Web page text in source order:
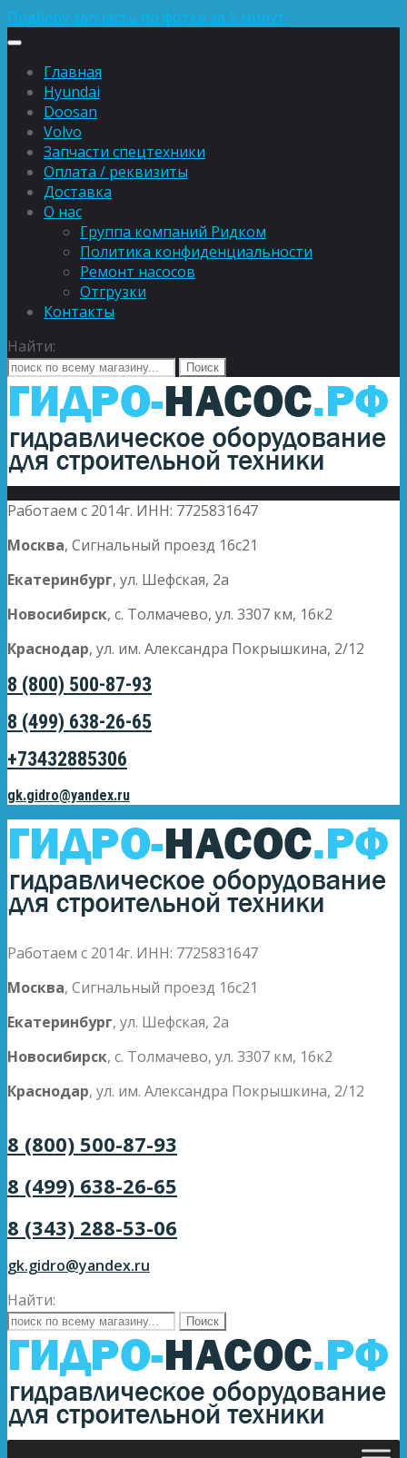
Подберу запчасть по фотке за 5 минут
Главная
Hyundai
Doosan
Volvo
Запчасти спецтехники
Оплата / реквизиты
Доставка
О нас
Группа компаний Ридком
Политика конфиденциальности
Ремонт насосов
Отгрузки
Контакты
Найти:
Работаем с 2014г. ИНН: 7725831647
Москва, Сигнальный проезд 16с21
Екатеринбург, ул. Шефская, 2а
Новосибирск, с. Толмачево, ул. 3307 км, 16к2
Краснодар, ул. им. Александра Покрышкина, 2/12
8 (800) 500-87-93
8 (499) 638-26-65
+73432885306
gk.gidro@yandex.ru
Работаем с 2014г. ИНН: 7725831647
Москва, Сигнальный проезд 16с21
Екатеринбург, ул. Шефская, 2а
Новосибирск, с. Толмачево, ул. 3307 км, 16к2
Краснодар, ул. им. Александра Покрышкина, 2/12
8 (800) 500-87-93
8 (499) 638-26-65
8 (343) 288-53-06
gk.gidro@yandex.ru
Найти: